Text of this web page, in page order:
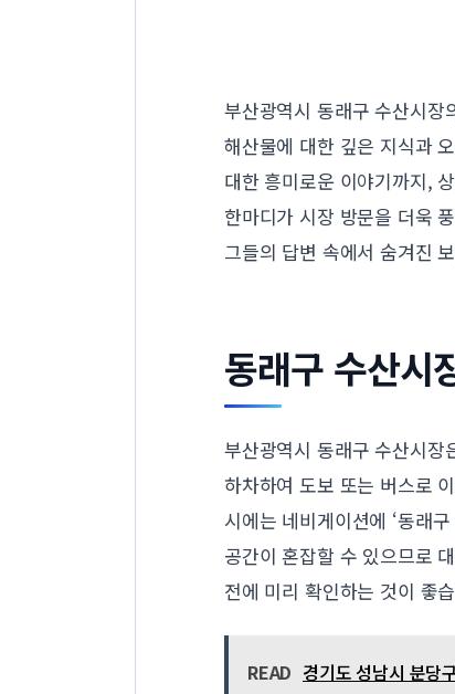
부산광역시 동래구 수산시
해산물에 대한 깊은 지식과
대한 흥미로운 이야기까지,
한마디가 시장 방문을 더욱
그들의 답변 속에서 숨겨진
동래구 수산시
부산광역시 동래구 수산시
하차하여 도보 또는 버스로
시에는 네비게이션에 ‘동래
공간이 혼잡할 수 있으므로
전에 미리 확인하는 것이 좋
READ 경기도 성남시 분당